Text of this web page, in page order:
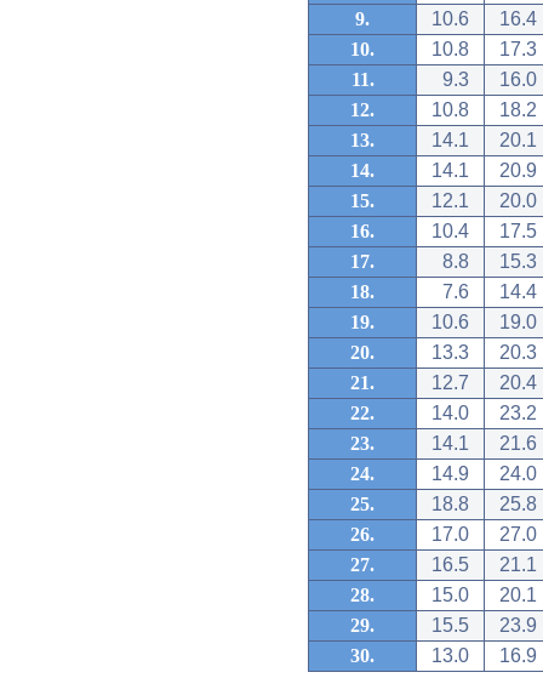
9.
10.6
16.4
10.
10.8
17.3
11.
9.3
16.0
12.
10.8
18.2
13.
14.1
20.1
14.
14.1
20.9
15.
12.1
20.0
16.
10.4
17.5
17.
8.8
15.3
18.
7.6
14.4
19.
10.6
19.0
20.
13.3
20.3
21.
12.7
20.4
22.
14.0
23.2
23.
14.1
21.6
24.
14.9
24.0
25.
18.8
25.8
26.
17.0
27.0
27.
16.5
21.1
28.
15.0
20.1
29.
15.5
23.9
30.
13.0 16.9